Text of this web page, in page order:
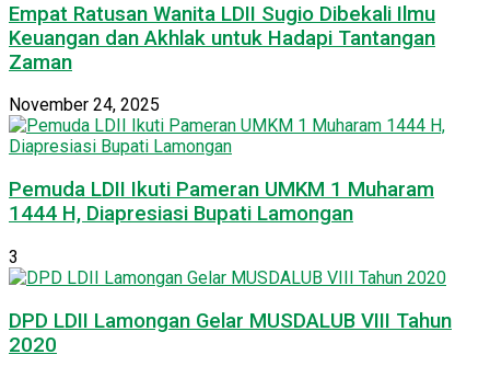
Empat Ratusan Wanita LDII Sugio Dibekali Ilmu
Keuangan dan Akhlak untuk Hadapi Tantangan
Zaman
November 24, 2025
Pemuda LDII Ikuti Pameran UMKM 1 Muharam
1444 H, Diapresiasi Bupati Lamongan
3
DPD LDII Lamongan Gelar MUSDALUB VIII Tahun
2020